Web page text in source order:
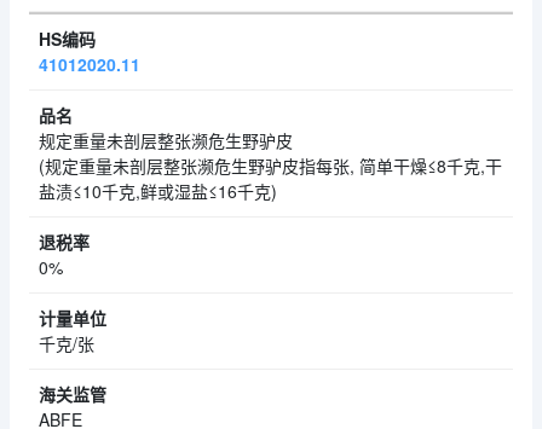
41012020.11
规定重量未剖层整张濒危生野驴皮
(规定重量未剖层整张濒危生野驴皮指每张, 简单干燥≤8千克,干
盐渍≤10千克,鲜或湿盐≤16千克)
0%
千克/张
ABFE